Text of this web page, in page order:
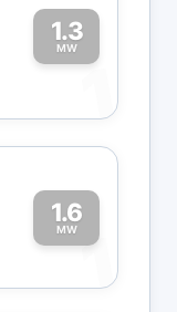
1.3
MW
1
1.6
MW1